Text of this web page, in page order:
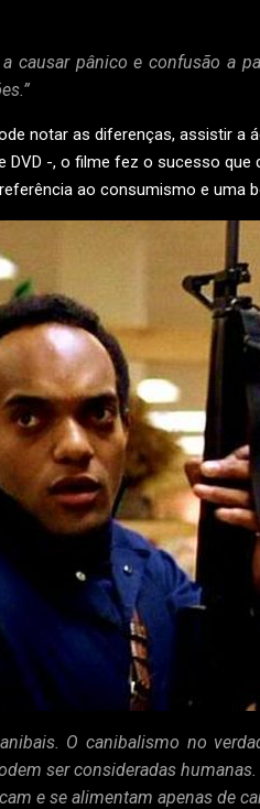
a causar pânico e confusão a
notar as diferenças, assistir a
DVD -, o filme fez o sucesso
ao consumismo e uma
O canibalismo no
ser consideradas
e se alimentam apenas de